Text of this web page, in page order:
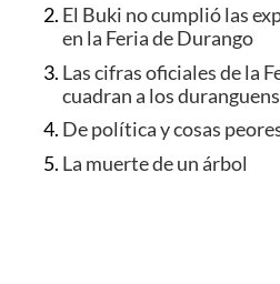
El Buki no cumplió las
en la Feria de Durango
Las cifras oficiales de la
cuadran a los
De política y cosas
La muerte de un árbol